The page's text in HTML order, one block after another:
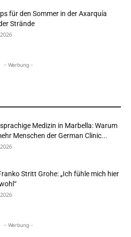
für den Sommer in der Axarquía
Strände
- Werbung -
Medizin in Marbella: Warum
Menschen der German Clinic...
Stritt Grohe: „Ich fühle mich hier
- Werbung -